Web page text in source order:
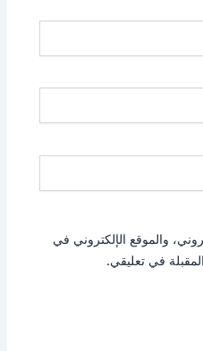
والموقع الإلكتروني في
في تعليقي.